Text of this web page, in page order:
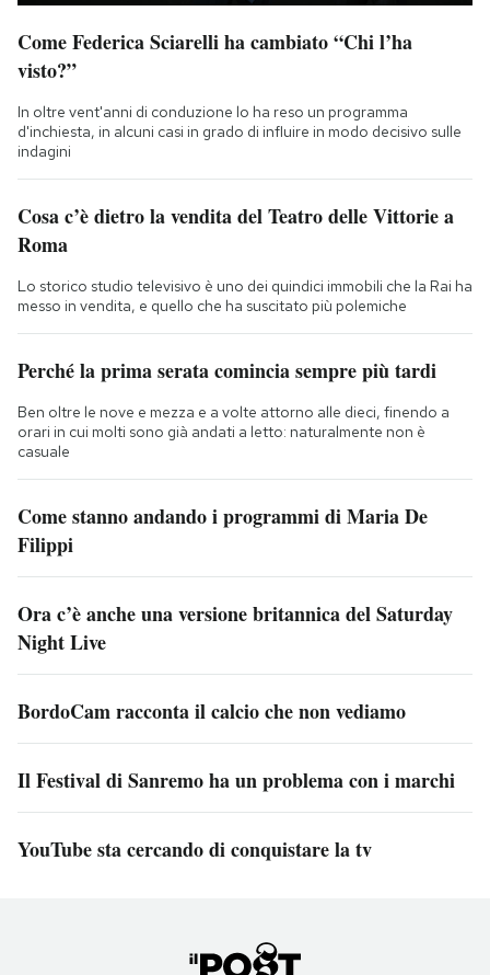
Come Federica Sciarelli ha cambiato “Chi l’ha
visto?”
In oltre vent'anni di conduzione lo ha reso un programma
d'inchiesta, in alcuni casi in grado di influire in modo decisivo sulle
indagini
Cosa c’è dietro la vendita del Teatro delle Vittorie a
Roma
Lo storico studio televisivo è uno dei quindici immobili che la Rai ha
messo in vendita, e quello che ha suscitato più polemiche
Perché la prima serata comincia sempre più tardi
Ben oltre le nove e mezza e a volte attorno alle dieci, finendo a
orari in cui molti sono già andati a letto: naturalmente non è
casuale
Come stanno andando i programmi di Maria De
Filippi
Ora c’è anche una versione britannica del Saturday
Night Live
BordoCam racconta il calcio che non vediamo
Il Festival di Sanremo ha un problema con i marchi
YouTube sta cercando di conquistare la tv